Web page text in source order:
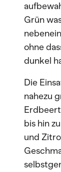
Grün
ohne
dunkel
Die
nahezu
bis hin
und